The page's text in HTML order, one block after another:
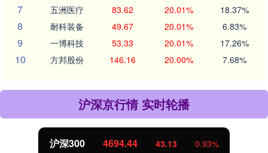
7 五洲医疗 83.62 20.01% 18.37%
8 耐科装备 49.67 20.01% 6.83%
9 一博科技 53.33 20.01% 17.26%
10 方邦股份 146.16 20.00% 7.68%
沪深京行情 实时轮播
沪深300 4694.44 43.13 0.93%